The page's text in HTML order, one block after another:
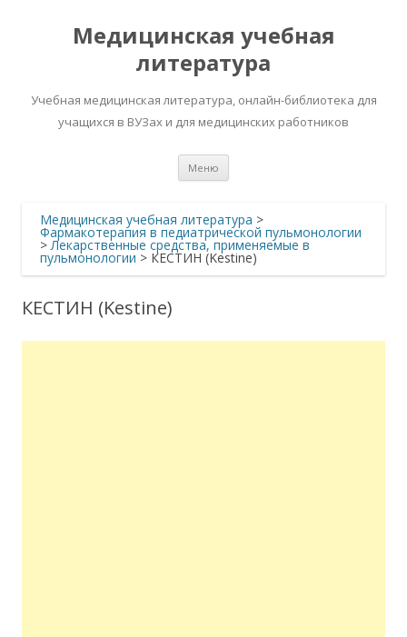
Медицинская учебная
литература
Учебная медицинская литература, онлайн-библиотека для
учащихся в ВУЗах и для медицинских работников
Меню
Медицинская учебная литература >
Фармакотерапия в педиатрической пульмонологии
>Лекарственные средства, применяемые в
пульмонологии > КЕСТИН (Kestine)
КЕСТИН (Kestine)